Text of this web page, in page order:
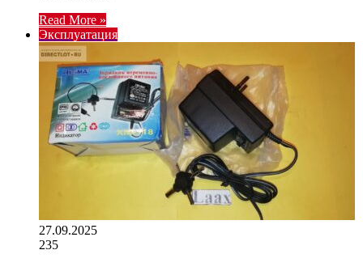
Read More »
Эксплуатация
27.09.2025
235